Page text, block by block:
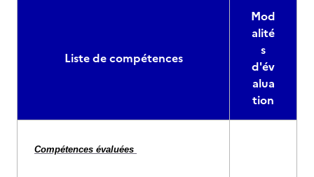
Liste de compétences
Mod
alité
s
d'év
alua
tion
Compétences évaluées